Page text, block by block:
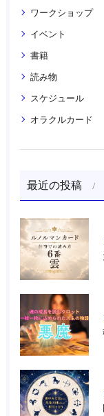
ワークショップ
イベント
書籍
読み物
スケジュール
オラクルカード
最近の投稿